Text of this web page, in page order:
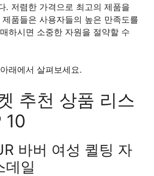
. 저렴한 가격으로 최고의 제품을
품들은 사용자들의 높은 만족도를
하시면 소중한 자원을 절약할 수
래에서 살펴보세요.
추천 상품 리스
10
바버 여성 퀼팅 자
데일